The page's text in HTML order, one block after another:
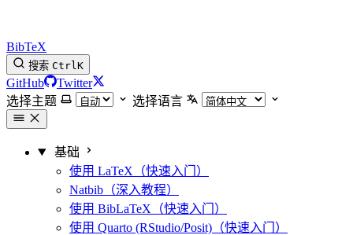
BibTeX
搜索 CtrlK
GitHub
Twitter
选择主题
选择语言
基础
使用 LaTeX（快速入门）
Natbib（深入教程）
使用 BibLaTeX（快速入门）
使用 Quarto (RStudio/Posit)（快速入门）